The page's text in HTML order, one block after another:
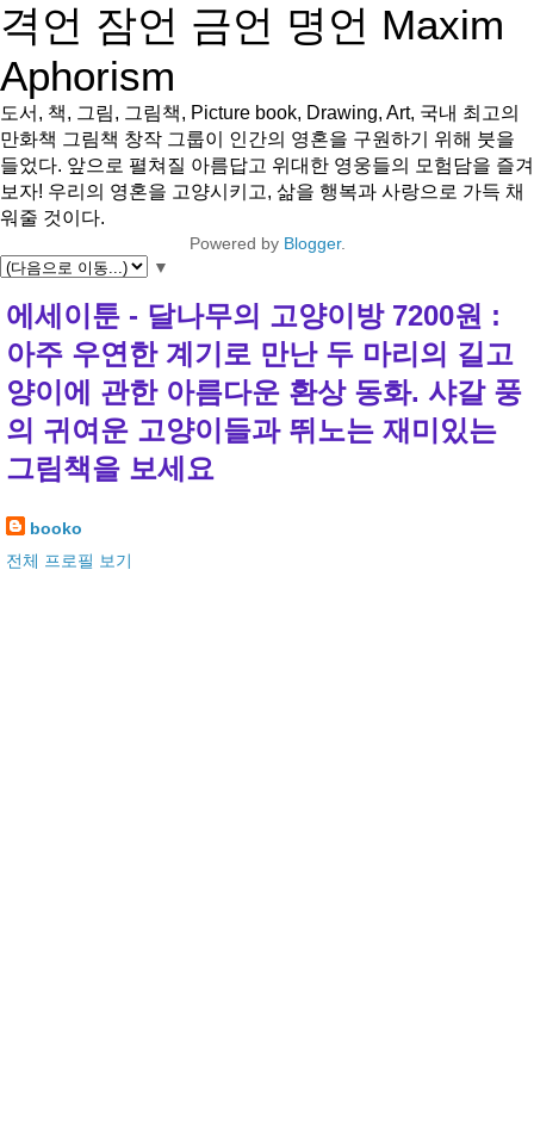
격언 잠언 금언 명언 Maxim
Aphorism
도서, 책, 그림, 그림책, Picture book, Drawing, Art, 국내 최고의
만화책 그림책 창작 그룹이 인간의 영혼을 구원하기 위해 붓을
들었다. 앞으로 펼쳐질 아름답고 위대한 영웅들의 모험담을 즐겨
보자! 우리의 영혼을 고양시키고, 삶을 행복과 사랑으로 가득 채
워줄 것이다.
Powered by Blogger.
▼
에세이툰 - 달나무의 고양이방 7200원 :
아주 우연한 계기로 만난 두 마리의 길고
양이에 관한 아름다운 환상 동화. 샤갈 풍
의 귀여운 고양이들과 뛰노는 재미있는
그림책을 보세요
booko
전체 프로필 보기